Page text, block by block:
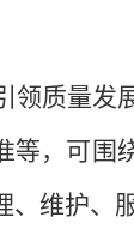
领质量发
，可围
维护、